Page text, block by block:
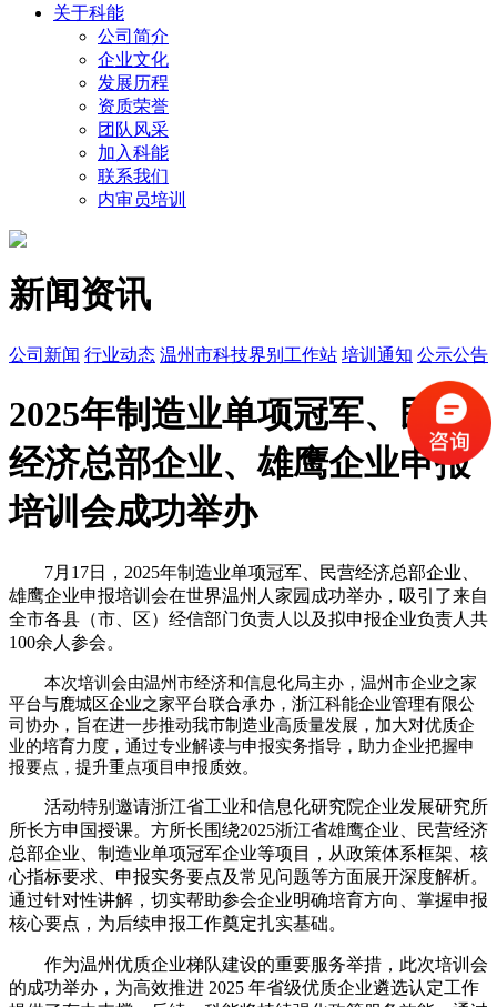
关于科能
公司简介
企业文化
发展历程
资质荣誉
团队风采
加入科能
联系我们
内审员培训
新闻资讯
公司新闻 行业动态 温州市科技界别工作站 培训通知 公示公告
2025年制造业单项冠军、民营
经济总部企业、雄鹰企业申报
培训会成功举办
7月17日，2025年制造业单项冠军、民营经济总部企业、
雄鹰企业申报培训会在世界温州人家园成功举办，吸引了来自
全市各县（市、区）经信部门负责人以及拟申报企业负责人共
100余人参会。
本次培训会由温州市经济和信息化局主办，温州市企业之家
平台与鹿城区企业之家平台联合承办，浙江科能企业管理有限公
司协办，旨在进一步推动我市制造业高质量发展，加大对优质企
业的培育力度，通过专业解读与申报实务指导，助力企业把握申
报要点，提升重点项目申报质效。
活动特别邀请浙江省工业和信息化研究院企业发展研究所
所长方申国授课。方所长围绕2025浙江省雄鹰企业、民营经济
总部企业、制造业单项冠军企业等项目，从政策体系框架、核
心指标要求、申报实务要点及常见问题等方面展开深度解析。
通过针对性讲解，切实帮助参会企业明确培育方向、掌握申报
核心要点，为后续申报工作奠定扎实基础。
作为温州优质企业梯队建设的重要服务举措，此次培训会
的成功举办，为高效推进 2025 年省级优质企业遴选认定工作